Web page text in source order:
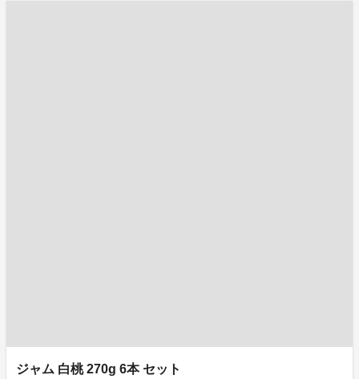
ジャム 白桃 270g 6本 セット